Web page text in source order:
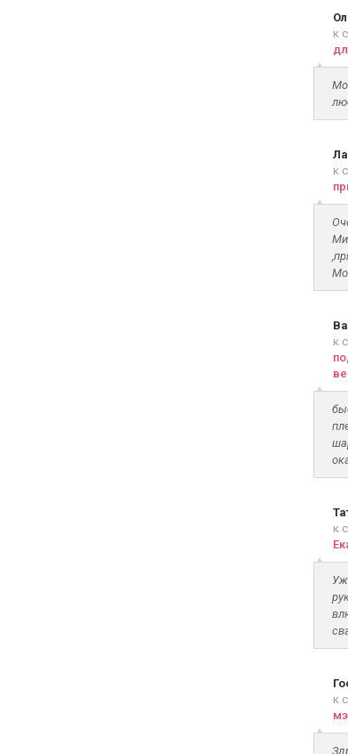
к
к
к
к
к